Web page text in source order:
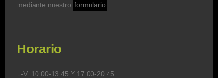
mediante nuestro formulario
Horario
L-V: 10:00-13.45 Y 17:00-20.45